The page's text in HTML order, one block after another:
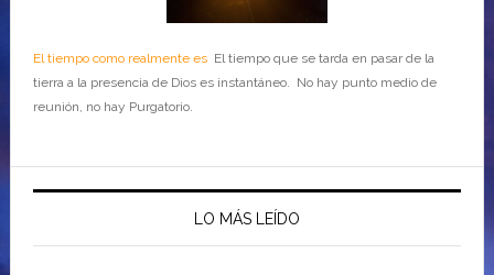
El tiempo como realmente esEl tiempo que se tarda en pasar de la
tierra a la presencia de Dios es instantáneo. No hay punto medio de
reunión, no hay Purgatorio.
LO MÁS LEÍDO